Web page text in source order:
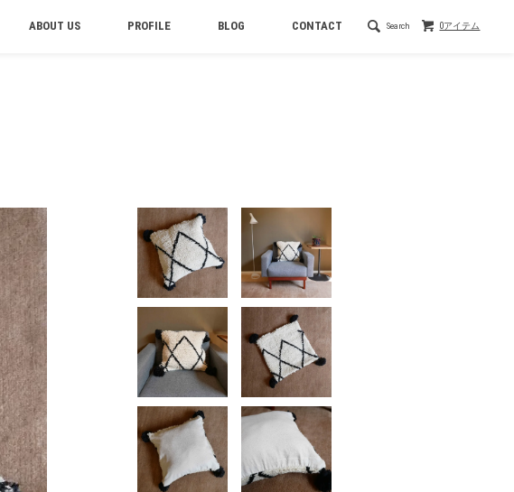
0アイテム
Search
ABOUT US PROFILE BLOG CONTACT